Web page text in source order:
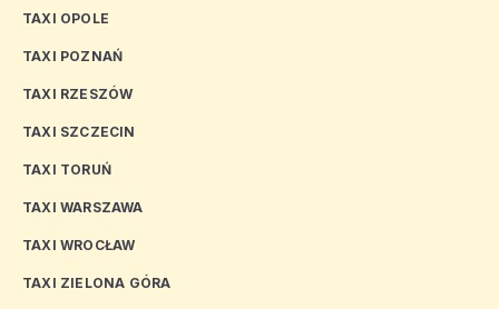
TAXI OPOLE
TAXI POZNAŃ
TAXI RZESZÓW
TAXI SZCZECIN
TAXI TORUŃ
TAXI WARSZAWA
TAXI WROCŁAW
TAXI ZIELONA GÓRA